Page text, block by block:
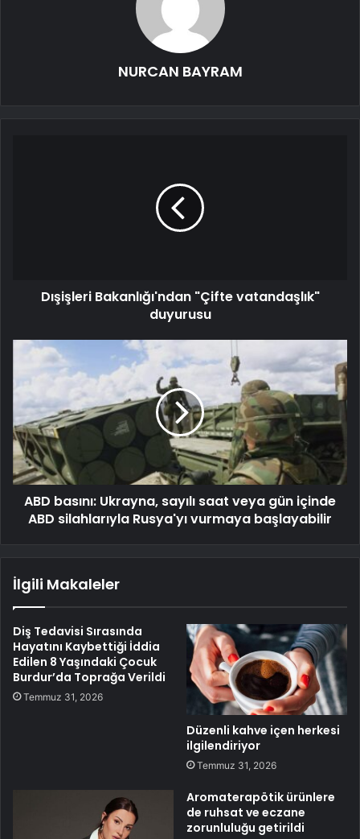
NURCAN BAYRAM
Dışişleri Bakanlığı'ndan "Çifte vatandaşlık"
duyurusu
ABD basını: Ukrayna, sayılı saat veya gün içinde
ABD silahlarıyla Rusya'yı vurmaya başlayabilir
İlgili Makaleler
Diş Tedavisi Sırasında
Hayatını Kaybettiği İddia
Edilen 8 Yaşındaki Çocuk
Burdur’da Toprağa Verildi
Temmuz 31, 2026
Düzenli kahve içen herkesi
ilgilendiriyor
Temmuz 31, 2026
Aromaterapötik ürünlere
de ruhsat ve eczane
zorunluluğu getirildi